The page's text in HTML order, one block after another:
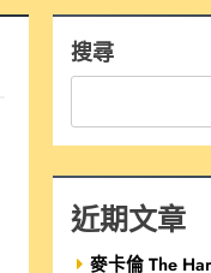
搜尋
近期文章
麥卡倫 The